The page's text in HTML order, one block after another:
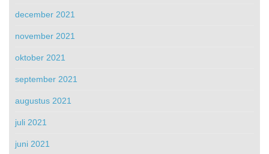
december 2021
november 2021
oktober 2021
september 2021
augustus 2021
juli 2021
juni 2021